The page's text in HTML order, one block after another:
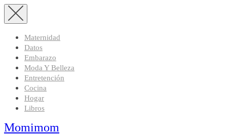
Maternidad
Datos
Embarazo
Moda Y Belleza
Entretención
Cocina
Hogar
Libros
Momimom